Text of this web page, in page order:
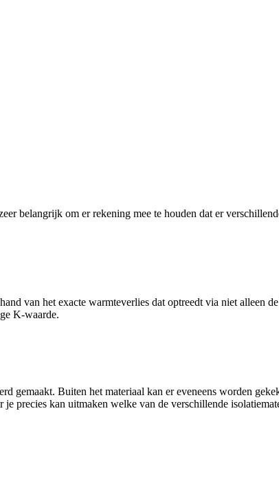
belangrijk om er rekening mee te houden dat er
van het exacte warmteverlies dat optreedt via niet alleen
K-waarde.
Buiten het materiaal kan er eveneens worden
precies kan uitmaken welke van de verschillende